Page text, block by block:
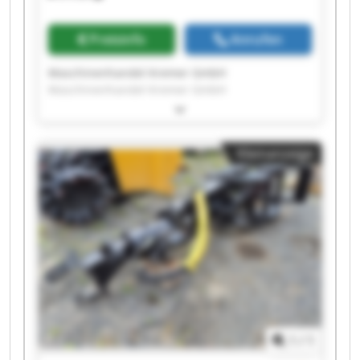
Preisinfo Anrufen
Maschinenhandel Kremer GmbH
Maschinenhandel Kremer GmbH
Maschinenhandel Kremer GmbH
Maschinenhandel Kremer GmbH
Maschinenhandel Kremer GmbH
Maschinenhandel Kremer GmbH
Maschinenhandel Kremer GmbH
Maschinenhandel Kremer GmbH
Maschinenhandel Kremer GmbH
Maschinenhandel Kremer GmbH
Maschinenhandel Kremer GmbH
Maschinenhandel Kremer GmbH
Maschinenhandel Kremer GmbH
Maschinenhandel Kremer GmbH
Kleinanzeige